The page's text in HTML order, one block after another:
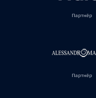
Партнёр
Партнёр